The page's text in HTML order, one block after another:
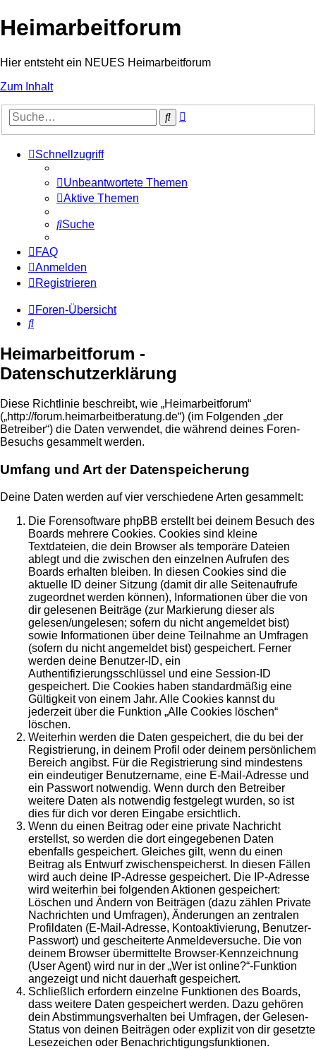
Heimarbeitforum
Hier entsteht ein NEUES Heimarbeitforum
Zum Inhalt
Suche
Schnellzugriff
Unbeantwortete Themen
Aktive Themen
Suche
FAQ
Anmelden
Registrieren
Foren-Übersicht
Suche
Heimarbeitforum -
Datenschutzerklärung
Diese Richtlinie beschreibt, wie „Heimarbeitforum“
(„http://forum.heimarbeitberatung.de“) (im Folgenden „der
Betreiber“) die Daten verwendet, die während deines Foren-
Besuchs gesammelt werden.
Umfang und Art der Datenspeicherung
Deine Daten werden auf vier verschiedene Arten gesammelt:
Die Forensoftware phpBB erstellt bei deinem Besuch des
Boards mehrere Cookies. Cookies sind kleine
Textdateien, die dein Browser als temporäre Dateien
ablegt und die zwischen den einzelnen Aufrufen des
Boards erhalten bleiben. In diesen Cookies sind die
aktuelle ID deiner Sitzung (damit dir alle Seitenaufrufe
zugeordnet werden können), Informationen über die von
dir gelesenen Beiträge (zur Markierung dieser als
gelesen/ungelesen; sofern du nicht angemeldet bist)
sowie Informationen über deine Teilnahme an Umfragen
(sofern du nicht angemeldet bist) gespeichert. Ferner
werden deine Benutzer-ID, ein
Authentifizierungsschlüssel und eine Session-ID
gespeichert. Die Cookies haben standardmäßig eine
Gültigkeit von einem Jahr. Alle Cookies kannst du
jederzeit über die Funktion „Alle Cookies löschen“
löschen.
Weiterhin werden die Daten gespeichert, die du bei der
Registrierung, in deinem Profil oder deinem persönlichem
Bereich angibst. Für die Registrierung sind mindestens
ein eindeutiger Benutzername, eine E-Mail-Adresse und
ein Passwort notwendig. Wenn durch den Betreiber
weitere Daten als notwendig festgelegt wurden, so ist
dies für dich vor deren Eingabe ersichtlich.
Wenn du einen Beitrag oder eine private Nachricht
erstellst, so werden die dort eingegebenen Daten
ebenfalls gespeichert. Gleiches gilt, wenn du einen
Beitrag als Entwurf zwischenspeicherst. In diesen Fällen
wird auch deine IP-Adresse gespeichert. Die IP-Adresse
wird weiterhin bei folgenden Aktionen gespeichert:
Löschen und Ändern von Beiträgen (dazu zählen Private
Nachrichten und Umfragen), Änderungen an zentralen
Profildaten (E-Mail-Adresse, Kontoaktivierung, Benutzer-
Passwort) und gescheiterte Anmeldeversuche. Die von
deinem Browser übermittelte Browser-Kennzeichnung
(User Agent) wird nur in der „Wer ist online?“-Funktion
angezeigt und nicht dauerhaft gespeichert.
Schließlich erfordern einzelne Funktionen des Boards,
dass weitere Daten gespeichert werden. Dazu gehören
dein Abstimmungsverhalten bei Umfragen, der Gelesen-
Status von deinen Beiträgen oder explizit von dir gesetzte
Lesezeichen oder Benachrichtigungsfunktionen.